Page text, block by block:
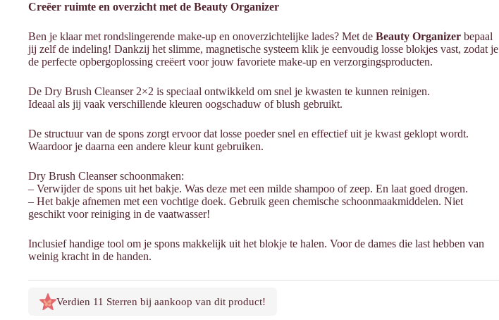
Creëer ruimte en overzicht met de Beauty Organizer
Ben je klaar met rondslingerende make-up en onoverzichtelijke lades? Met de Beauty Organizer bepaal
jij zelf de indeling! Dankzij het slimme, magnetische systeem klik je eenvoudig losse blokjes vast, zodat je
de perfecte opbergoplossing creëert voor jouw favoriete make-up en verzorgingsproducten.
De Dry Brush Cleanser 2×2 is speciaal ontwikkeld om snel je kwasten te kunnen reinigen.
Ideaal als jij vaak verschillende kleuren oogschaduw of blush gebruikt.
De structuur van de spons zorgt ervoor dat losse poeder snel en effectief uit je kwast geklopt wordt.
Waardoor je daarna een andere kleur kunt gebruiken.
Dry Brush Cleanser schoonmaken:
– Verwijder de spons uit het bakje. Was deze met een milde shampoo of zeep. En laat goed drogen.
– Het bakje afnemen met een vochtige doek. Gebruik geen chemische schoonmaakmiddelen. Niet
geschikt voor reiniging in de vaatwasser!
Inclusief handige tool om je spons makkelijk uit het blokje te halen. Voor de dames die last hebben van
weinig kracht in de handen.
Verdien 11 Sterren bij aankoop van dit product!